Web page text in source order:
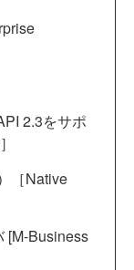
2.3をサポ
［Native
[M-Business